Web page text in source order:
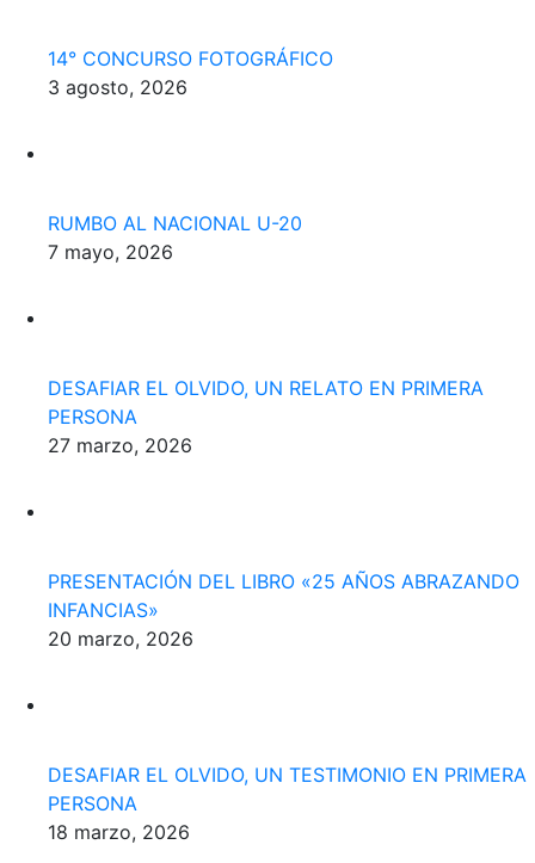
14° CONCURSO FOTOGRÁFICO
3 agosto, 2026
RUMBO AL NACIONAL U-20
7 mayo, 2026
DESAFIAR EL OLVIDO, UN RELATO EN PRIMERA
PERSONA
27 marzo, 2026
PRESENTACIÓN DEL LIBRO «25 AÑOS ABRAZANDO
INFANCIAS»
20 marzo, 2026
DESAFIAR EL OLVIDO, UN TESTIMONIO EN PRIMERA
PERSONA
18 marzo, 2026